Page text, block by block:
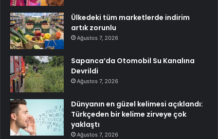
Ülkedeki tüm marketlerde indirim
artık zorunlu
Ağustos 7, 2026
Sapanca’da Otomobil Su Kanalına
Devrildi
Ağustos 7, 2026
Dünyanın en güzel kelimesi açıklandı:
Türkçeden bir kelime zirveye çok
yaklaştı
Ağustos 7, 2026